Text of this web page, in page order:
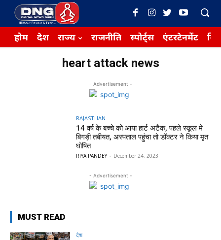
होम देश राज्य राजनीति स्पोर्ट्स एंटरटेनमेंट
heart attack news
- Advertisement -
RAJASTHAN
14 वर्ष के बच्चे को आया हार्ट अटैक, पहले स्कूल मे
बिगड़ी तबीयत, अस्पताल पहुंचा तो डॉक्टर ने किया मृत
घोषित
RIYA PANDEY - December 24, 2023
- Advertisement -
MUST READ
देश